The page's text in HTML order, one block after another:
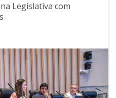
Legislativa com